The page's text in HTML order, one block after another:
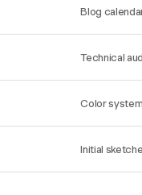
Blog
Technical
Color
Initial